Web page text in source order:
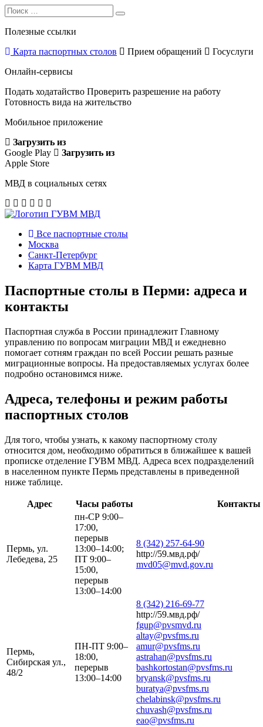
Search
for:
Search
Полезные ссылки
Карта паспортных столов
Прием обращений
Госуслуги
Онлайн-сервисы
Подать ходатайство Проверить разрешение на работу
Готовность вида на жительство
Мобильное приложение
Загрузить из
Google Play
Загрузить из
Apple Store
МВД в социальных сетях
Все паспортные столы
Москва
Санкт-Петербург
Карта ГУВМ МВД
Паспортные столы в Перми: адреса и
контакты
Паспортная служба в России принадлежит Главному
управлению по вопросам миграции МВД и ежедневно
помогает сотням граждан по всей России решать разные
миграционные вопросы. На предоставляемых услугах более
подробно остановимся ниже.
Адреса, телефоны и режим работы
паспортных столов
Для того, чтобы узнать, к какому паспортному столу
относится дом, необходимо обратиться в ближайшее к вашей
прописке отделение ГУВМ МВД. Адреса всех подразделений
в населенном пункте Пермь представлены в приведенной
ниже таблице.
Адрес Часы работы Контакты
Пермь, ул.
Лебедева, 25
пн-СР 9:00–
17:00,
перерыв
13:00–14:00;
ПТ 9:00–
15:00,
перерыв
13:00–14:00
8 (342) 257-64-90
http://59.мвд.рф/
mvd05@mvd.gov.ru
Пермь,
Сибирская ул.,
48/2
ПН-ПТ 9:00–
18:00,
перерыв
13:00–14:00
8 (342) 216-69-77
http://59.мвд.рф/
fgup@pvsmvd.ru
altay@pvsfms.ru
amur@pvsfms.ru
astrahan@pvsfms.ru
bashkortostan@pvsfms.ru
bryansk@pvsfms.ru
buratya@pvsfms.ru
chelabinsk@pvsfms.ru
chuvash@pvsfms.ru
eao@pvsfms.ru